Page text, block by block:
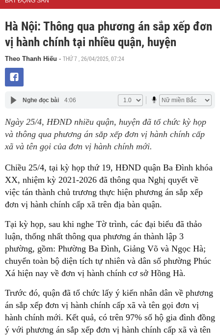
Hà Nội: Thông qua phương án sắp xếp đơn
vị hành chính tại nhiều quận, huyện
Theo Thanh Hiếu - THỨ 7 , 26/04/2025, 07:24
Nghe đọc bài 4:06
Ngày 25/4, HĐND nhiều quận, huyện đã tổ chức kỳ họp
và thông qua phương án sắp xếp đơn vị hành chính cấp
xã và tên gọi của đơn vị hành chính mới.
Chiều 25/4, tại kỳ họp thứ 19, HĐND quận Ba Đình khóa
XX, nhiệm kỳ 2021-2026 đã thông qua Nghị quyết về
việc tán thành chủ trương thực hiện phương án sắp xếp
đơn vị hành chính cấp xã trên địa bàn quận.
Tại kỳ họp, sau khi nghe Tờ trình, các đại biểu đã thảo
luận, thống nhất thông qua phương án thành lập 3
phường, gồm: Phường Ba Đình, Giảng Võ và Ngọc Hà;
chuyển toàn bộ diện tích tự nhiên và dân số phường Phúc
Xá hiện nay về đơn vị hành chính cơ sở Hồng Hà.
Trước đó, quận đã tổ chức lấy ý kiến nhân dân về phương
án sắp xếp đơn vị hành chính cấp xã và tên gọi đơn vị
hành chính mới. Kết quả, có trên 97% số hộ gia đình đồng
ý với phương án sắp xếp đơn vị hành chính cấp xã và tên